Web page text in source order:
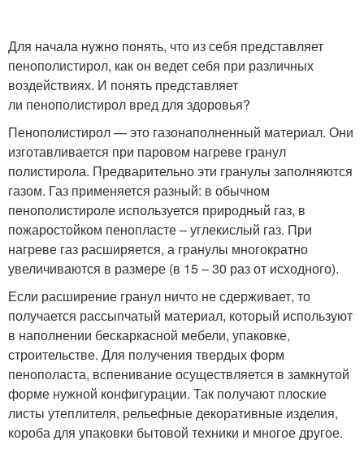
Для начала нужно понять, что из себя представляет
пенополистирол, как он ведет себя при различных
воздействиях. И понять представляет
ли пенополистирол вред для здоровья?
Пенополистирол — это газонаполненный материал. Они
изготавливается при паровом нагреве гранул
полистирола. Предварительно эти гранулы заполняются
газом. Газ применяется разный: в обычном
пенополистироле используется природный газ, в
пожаростойком пенопласте – углекислый газ. При
нагреве газ расширяется, а гранулы многократно
увеличиваются в размере (в 15 – 30 раз от исходного).
Если расширение гранул ничто не сдерживает, то
получается рассыпчатый материал, который используют
в наполнении бескаркасной мебели, упаковке,
строительстве. Для получения твердых форм
пенополаста, вспенивание осуществляется в замкнутой
форме нужной конфигурации. Так получают плоские
листы утеплителя, рельефные декоративные изделия,
короба для упаковки бытовой техники и многое другое.